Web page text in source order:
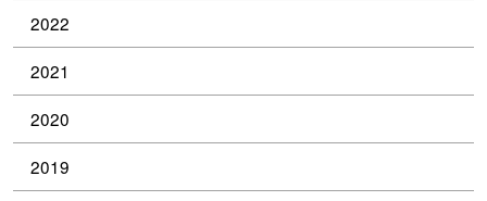
2022
2021
2020
2019